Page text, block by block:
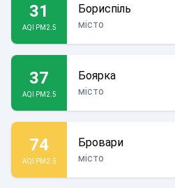
31
AQI PM2.5
Бориспіль
місто
37
AQI PM2.5
Боярка
місто
74
AQI PM2.5
Бровари
місто